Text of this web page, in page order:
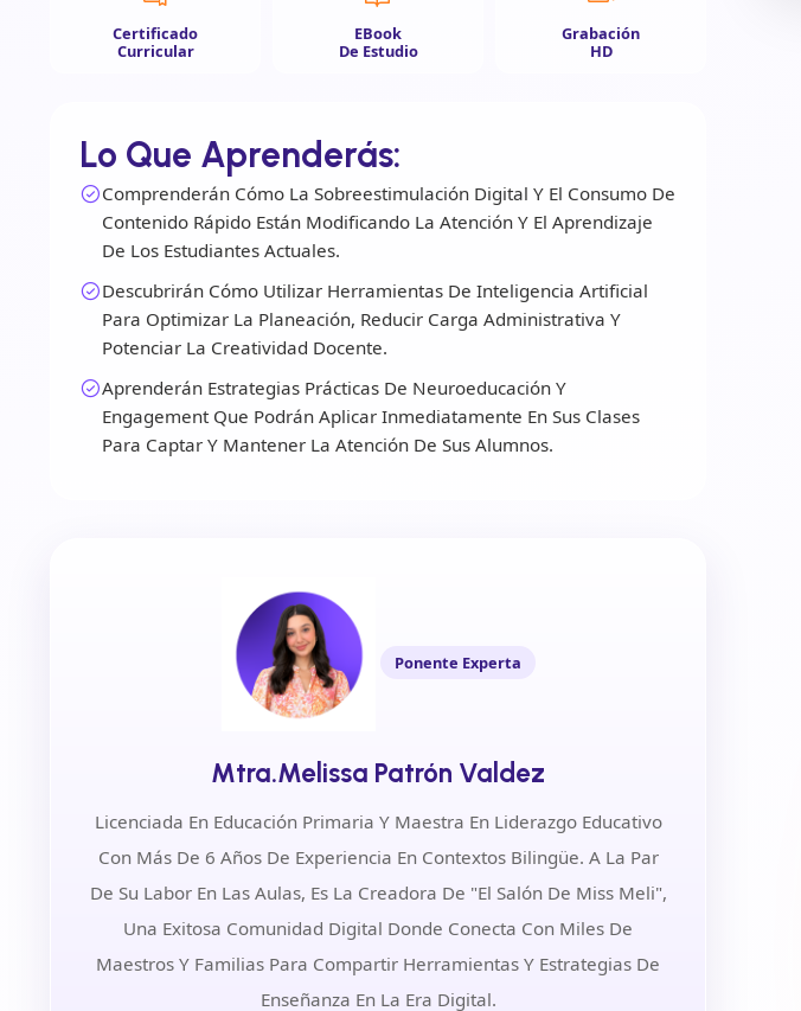
Certificado
Curricular
EBook
De Estudio
Grabación
HD
Lo Que Aprenderás:
Comprenderán Cómo La Sobreestimulación Digital Y El Consumo De
Contenido Rápido Están Modificando La Atención Y El Aprendizaje
De Los Estudiantes Actuales.
Descubrirán Cómo Utilizar Herramientas De Inteligencia Artificial
Para Optimizar La Planeación, Reducir Carga Administrativa Y
Potenciar La Creatividad Docente.
Aprenderán Estrategias Prácticas De Neuroeducación Y
Engagement Que Podrán Aplicar Inmediatamente En Sus Clases
Para Captar Y Mantener La Atención De Sus Alumnos.
Ponente Experta
Mtra.Melissa Patrón Valdez
Licenciada En Educación Primaria Y Maestra En Liderazgo Educativo
Con Más De 6 Años De Experiencia En Contextos Bilingüe. A La Par
De Su Labor En Las Aulas, Es La Creadora De "El Salón De Miss Meli",
Una Exitosa Comunidad Digital Donde Conecta Con Miles De
Maestros Y Familias Para Compartir Herramientas Y Estrategias De
Enseñanza En La Era Digital.